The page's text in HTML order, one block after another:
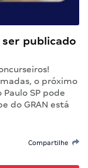
ser publicado
o próximo
SP pode
do GRAN está
Compartilhe